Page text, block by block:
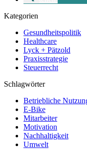
Kategorien
Gesundheitspolitik
Healthcare
Lyck + Pätzold
Praxisstrategie
Steuerrecht
Schlagwörter
Betriebliche
E-Bike
Mitarbeiter
Motivation
Nachhaltigkeit
Umwelt